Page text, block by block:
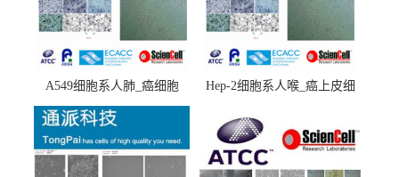
A549细胞系人肺_癌细胞
(A549细胞)
Hep-2细胞系人喉_癌上皮细